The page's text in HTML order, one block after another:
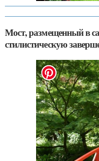
Мост, размещенный в
стилистическую